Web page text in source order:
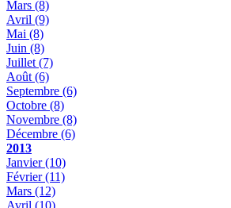
Mars (8)
Avril (9)
Mai (8)
Juin (8)
Juillet (7)
Août (6)
Septembre (6)
Octobre (8)
Novembre (8)
Décembre (6)
2013
Janvier(10)
Février(11)
Mars (12)
Avril (10)